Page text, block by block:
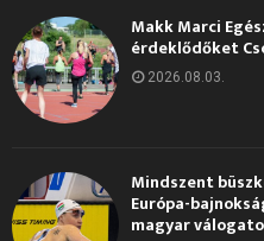
Makk Marci
érdeklődőket
2026.08.03.
Mindszent
Európa-
magyar